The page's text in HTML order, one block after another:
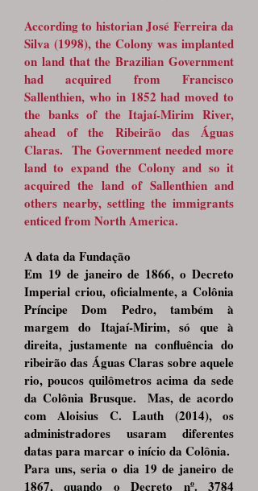
According to historian José Ferreira da
Silva (1998), the Colony was implanted
on land that the Brazilian Government
had acquired from Francisco
Sallenthien, who in 1852 had moved to
the banks of the Itajaí-Mirim River,
ahead of the Ribeirão das Águas
Claras. The Government needed more
land to expand the Colony and so it
acquired the land of Sallenthien and
others nearby, settling the immigrants
enticed from North America.
A data da Fundação
Em 19 de janeiro de 1866, o Decreto
Imperial criou, oficialmente, a Colônia
Príncipe Dom Pedro, também à
margem do Itajaí-Mirim, só que à
direita, justamente na confluência do
ribeirão das Águas Claras sobre aquele
rio, poucos quilômetros acima da sede
da Colônia Brusque. Mas, de acordo
com Aloisius C. Lauth (2014), os
administradores usaram diferentes
datas para marcar o início da Colônia.
Para uns, seria o dia 19 de janeiro de
1867, quando o Decreto nº. 3784